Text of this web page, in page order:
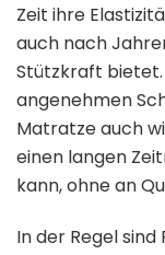
Zeit ihre
auch nach
Stützkraft
angenehmen
Matratze auch
einen langen
kann, ohne an
In der Regel